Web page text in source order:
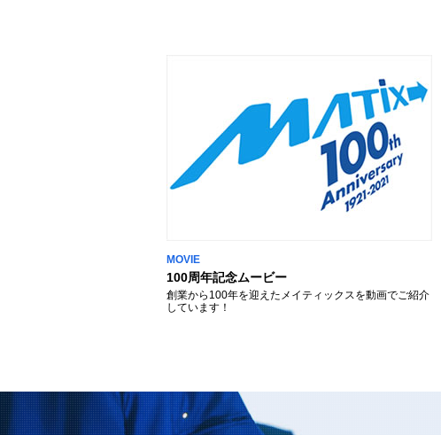
MOVIE
100周年記念ムービー
創業から100年を迎えたメイティックスを動画でご紹介
しています！